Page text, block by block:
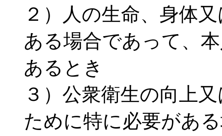
２）人の生命、身体
ある場合であって、
あるとき
３）公衆衛生の向上
ために特に必要があ